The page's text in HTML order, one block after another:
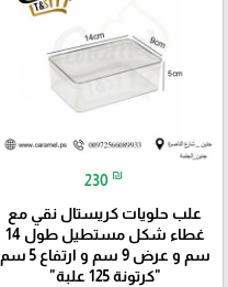
230 ₪
علب حلويات كريستال نقي مع
غطاء شكل مستطيل طول 14
سم و عرض 9 سم و ارتفاع 5 سم
"كرتونة 125 علبة"